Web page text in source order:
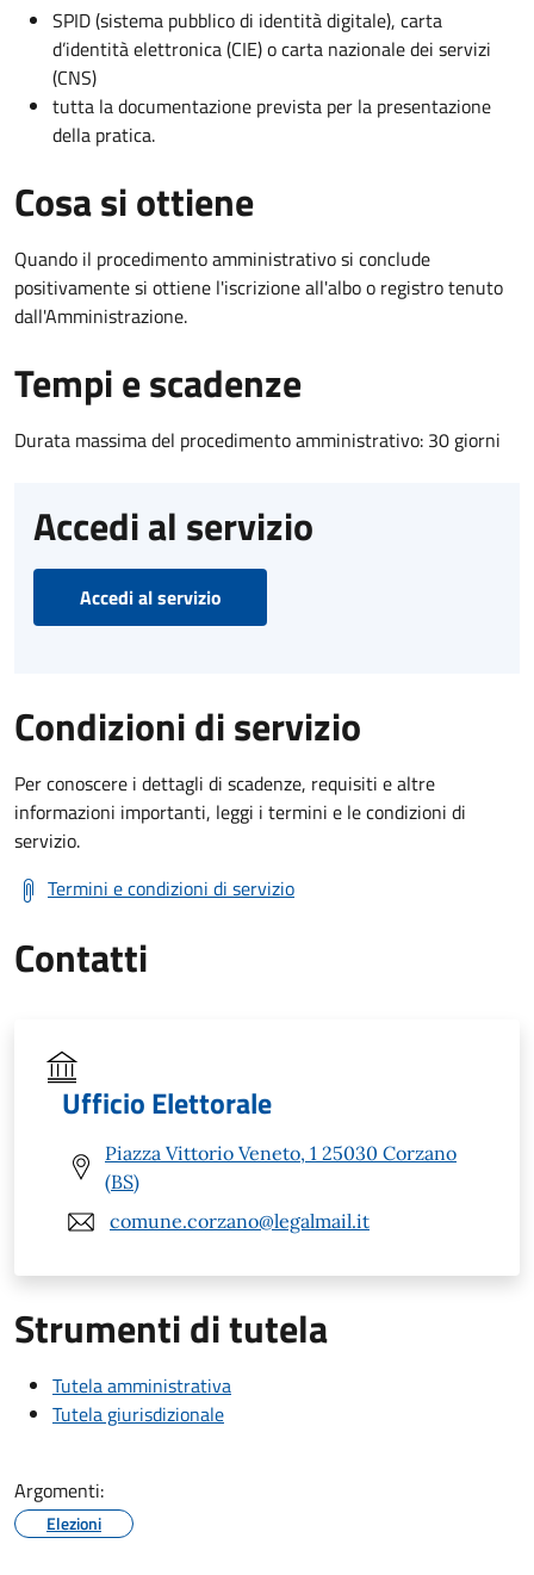
SPID (sistema pubblico di identità digitale), carta
d’identità elettronica (CIE) o carta nazionale dei servizi
(CNS)
tutta la documentazione prevista per la presentazione
della pratica.
Cosa si ottiene
Quando il procedimento amministrativo si conclude
positivamente si ottiene l'iscrizione all'albo o registro tenuto
dall'Amministrazione.
Tempi e scadenze
Durata massima del procedimento amministrativo: 30 giorni
Accedi al servizio
Accedi al servizio
Condizioni di servizio
Per conoscere i dettagli di scadenze, requisiti e altre
informazioni importanti, leggi i termini e le condizioni di
servizio.
Termini e condizioni di servizio
Contatti
Ufficio Elettorale
Piazza Vittorio Veneto, 1 25030 Corzano
(BS)
comune.corzano@legalmail.it
Strumenti di tutela
Tutela amministrativa
Tutela giurisdizionale
Argomenti:
Elezioni